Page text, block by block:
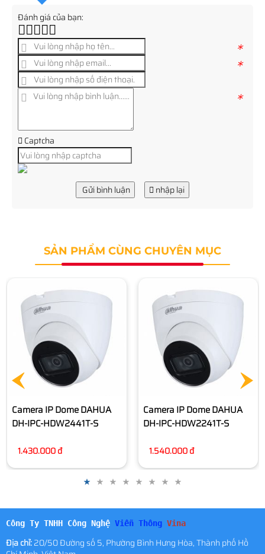
Đánh giá của bạn:
*
*
*
Captcha
Gửi bình luận nhập lại
SẢN PHẨM CÙNG CHUYÊN MỤC
Camera IP Dome DAHUA
DH-IPC-HDW2241T-S
1.540.000 đ
Camera IP DAHUA DH-IPC-
HFW2841T-AS
Liên hệ
Công Ty TNHH Công Nghệ Viễn Thông Vina
Địa chỉ:20/50 Đường số 5, Phường Bình Hưng Hòa, Thành phố Hồ